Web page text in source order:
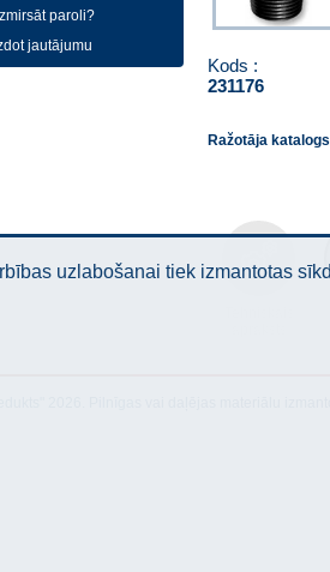
paroli?
jautājumu
Kods :
231176
Ražotāja katalogs
uzlabošanai tiek izmantotas